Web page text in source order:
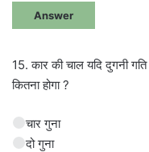
Answer
15. कार की चाल यदि दुगनी
कितना होगा ?
चार गुना
दो गुना